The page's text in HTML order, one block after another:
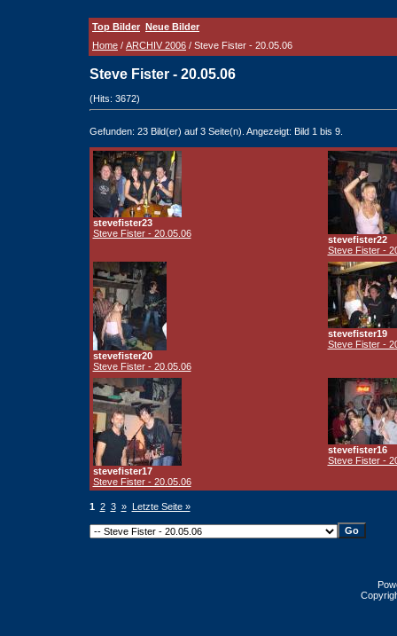
Top Bilder Neue Bilder
Home / ARCHIV 2006 / Steve Fister - 20.05.06
Steve Fister - 20.05.06
(Hits: 3672)
Gefunden: 23 Bild(er) auf 3 Seite(n). Angezeigt: Bild 1 bis 9.
stevefister23
Steve Fister - 20.05.06
stevefister22
Steve Fister -
stevefister20
Steve Fister - 20.05.06
stevefister19
Steve Fister -
stevefister17
Steve Fister - 20.05.06
stevefister16
Steve Fister -
1 2 3 » Letzte Seite »